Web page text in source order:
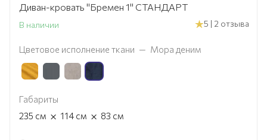
Диван-кровать "Бремен 1" СТАНДАРТ
В наличии 5 | 2 отзыва
Цветовое исполнение ткани — Мора деним
Габариты
235 см × 114 см × 83 см